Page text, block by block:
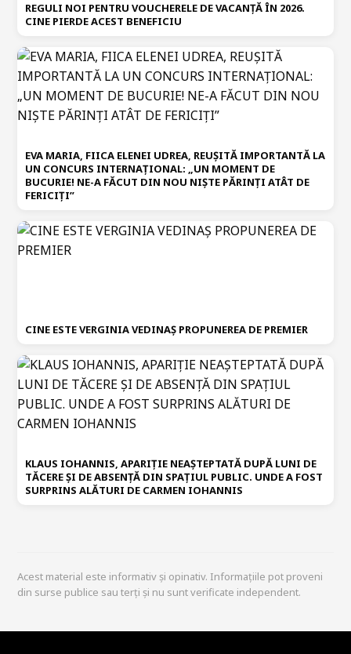
REGULI NOI PENTRU VOUCHERELE DE VACANȚĂ ÎN 2026.
CINE PIERDE ACEST BENEFICIU
EVA MARIA, FIICA ELENEI UDREA, REUȘITĂ IMPORTANTĂ LA
UN CONCURS INTERNAȚIONAL: „UN MOMENT DE
BUCURIE! NE-A FĂCUT DIN NOU NIȘTE PĂRINȚI ATÂT DE
FERICIȚI”
CINE ESTE VERGINIA VEDINAȘ PROPUNEREA DE PREMIER
KLAUS IOHANNIS, APARIȚIE NEAȘTEPTATĂ DUPĂ LUNI DE
TĂCERE ȘI DE ABSENȚĂ DIN SPAȚIUL PUBLIC. UNDE A FOST
SURPRINS ALĂTURI DE CARMEN IOHANNIS
Acest material este informativ și opinativ. Informațiile pot proveni
din surse publice sau terți și nu sunt verificate independent.